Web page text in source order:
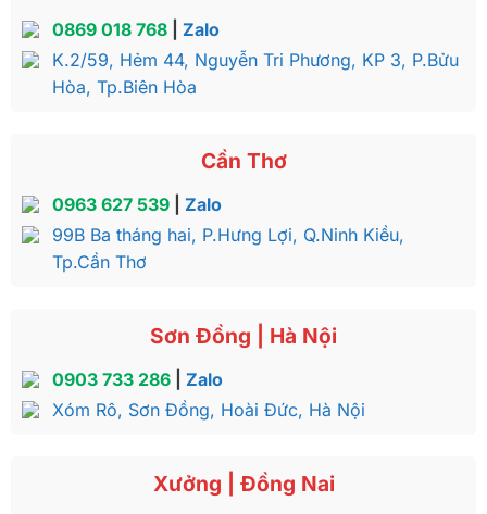
0869 018 768| Zalo
K.2/59, Hẻm 44, Nguyễn Tri Phương, KP 3, P.Bửu
Hòa, Tp.Biên Hòa
Cần Thơ
0963 627 539| Zalo
99B Ba tháng hai, P.Hưng Lợi, Q.Ninh Kiều,
Tp.Cần Thơ
Sơn Đồng | Hà Nội
0903 733 286| Zalo
Xóm Rô, Sơn Đồng, Hoài Đức, Hà Nội
Xưởng | Đồng Nai